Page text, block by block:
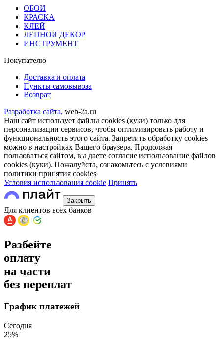
ОБОИ
КРАСКА
КЛЕЙ
ЛЕПНОЙ ДЕКОР
ИНСТРУМЕНТ
Покупателю
Доставка и оплата
Пункты самовывоза
Возврат
Разработка сайта, web-2a.ru
Наш сайт использует файлы cookies (куки) только для
персонализации сервисов, чтобы оптимизировать работу и
функциональность этого сайта. Запретить обработку cookies
можно в настройках Вашего браузера. Продолжая
пользоваться сайтом, вы даете согласие использование файлов
cookies (куки). Пожалуйста, ознакомьтесь с условиями
политики принятия сookies
Условия использования cookie Принять
Закрыть
Для клиентов всех банков
Разбейте
оплату
на части
без переплат
График платежей
Сегодня
25%